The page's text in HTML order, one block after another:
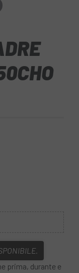
prima, durante e